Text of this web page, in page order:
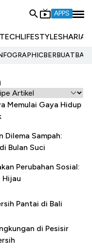
APPS
TECHLIFESTYLESHARIA
Memulai Gaya Hidup
Dilema Sampah:
Bulan Suci
Perubahan Sosial:
Hijau
Pantai di Bali
di Pesisir